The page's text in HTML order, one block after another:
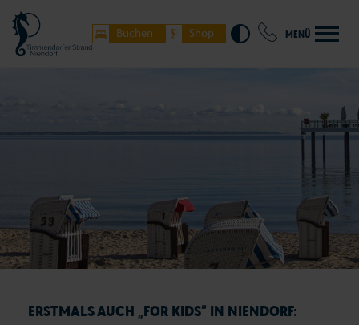
Buchen Shop MENÜ
ERSTMALS AUCH „FOR KIDS“ IN NIENDORF: